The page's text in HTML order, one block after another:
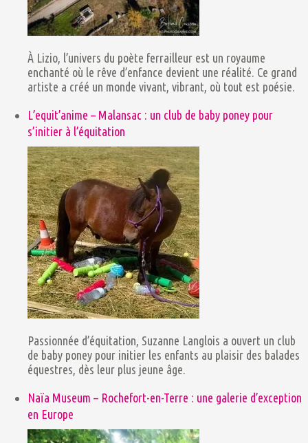
À Lizio, l’univers du poète ferrailleur est un royaume
enchanté où le rêve d’enfance devient une réalité. Ce grand
artiste a créé un monde vivant, vibrant, où tout est poésie.
L’equit’anime – Malansac : un club de baby poney pour
s’initier à l’équitation
Passionnée d’équitation, Suzanne Langlois a ouvert un club
de baby poney pour initier les enfants au plaisir des balades
équestres, dès leur plus jeune âge.
Naïa Museum – Rochefort-en-Terre : une galerie d’exception
en Europe